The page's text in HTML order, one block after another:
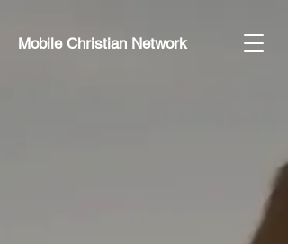
Mobile Christian Network